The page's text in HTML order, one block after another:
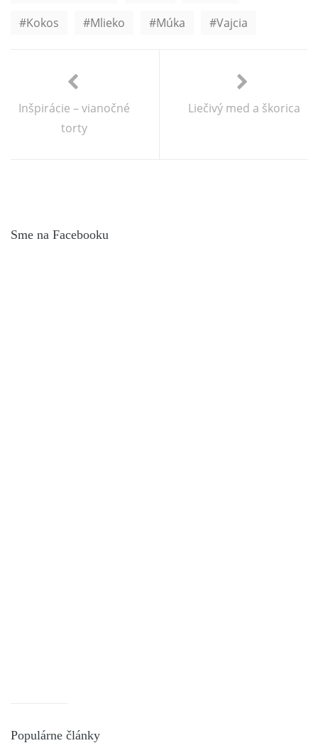
Kokos Mlieko Múka Vajcia
Inšpirácie – vianočné
torty
Liečivý med a škorica
Sme na Facebooku
Populárne články